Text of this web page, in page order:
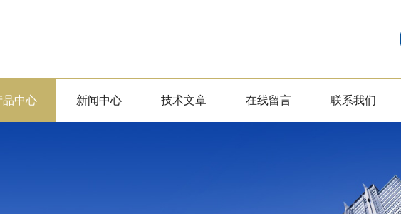
品中心 新闻中心 技术文章 在线留言 联系我们